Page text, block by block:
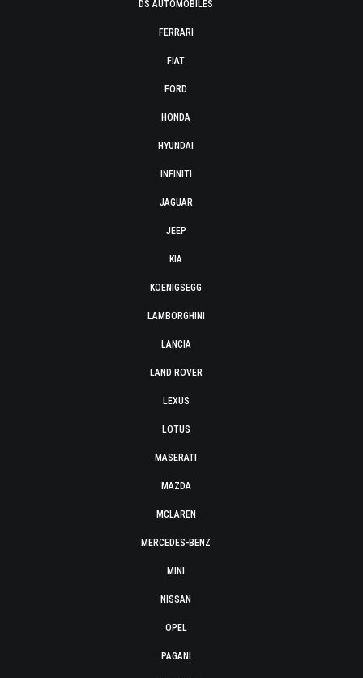
DS AUTOMOBILES
FERRARI
FIAT
FORD
HONDA
HYUNDAI
INFINITI
JAGUAR
JEEP
KIA
KOENIGSEGG
LAMBORGHINI
LANCIA
LAND ROVER
LEXUS
LOTUS
MASERATI
MAZDA
MCLAREN
MERCEDES-BENZ
MINI
NISSAN
OPEL
PAGANI